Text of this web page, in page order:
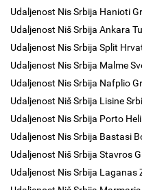
Udaljenost Nis Srbija Hanioti
Udaljenost Niš Srbija Ankara
Udaljenost Nis Srbija Split
Udaljenost Nis Srbija Malme
Udaljenost Nis Srbija Nafplio
Udaljenost Niš Srbija Lisine
Udaljenost Nis Srbija Porto
Udaljenost Nis Srbija Bastasi
Udaljenost Niš Srbija Stavros
Udaljenost Nis Srbija Laganas